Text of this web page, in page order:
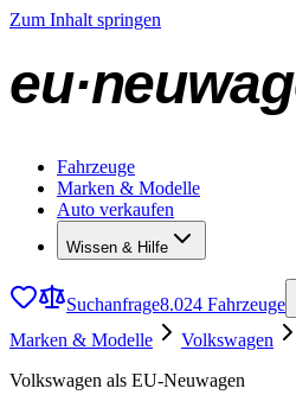
Zum Inhalt springen
Fahrzeuge
Marken & Modelle
Auto verkaufen
Wissen & Hilfe
Suchanfrage8.024 Fahrzeuge
Marken & Modelle
Volkswagen
Volkswagen als EU-Neuwagen